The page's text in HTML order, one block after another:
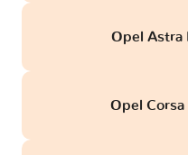
Opel Astra
Opel